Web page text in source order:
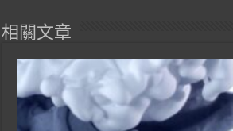
相關文章